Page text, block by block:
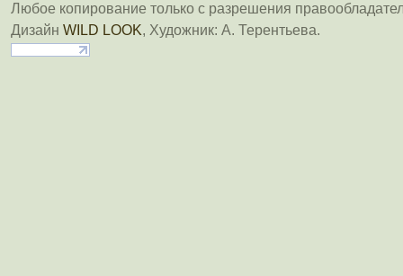
Любое копирование только с разрешения
Дизайн WILD LOOK, Художник: А. Терентьева.